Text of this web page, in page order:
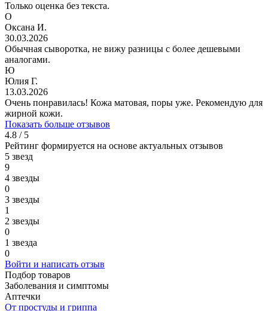
Только оценка без текста.
О
Оксана И.
30.03.2026
Обычная сыворотка, не вижу разницы с более дешевыми
аналогами.
Ю
Юлия Г.
13.03.2026
Очень понравилась! Кожа матовая, поры уже. Рекомендую для
жирной кожи.
Показать больше отзывов
4.8 / 5
Рейтинг формируется на основе актуальных отзывов
5 звезд
9
4 звезды
0
3 звезды
1
2 звезды
0
1 звезда
0
Войти и написать отзыв
Подбор товаров
Заболевания и симптомы
Аптечки
От простуды и гриппа